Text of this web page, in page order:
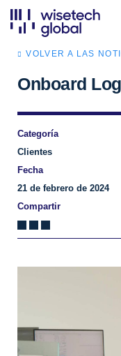
VOLVER A LAS
Onboard
Categoría
Clientes
Fecha
21 de febrero de 2024
Compartir